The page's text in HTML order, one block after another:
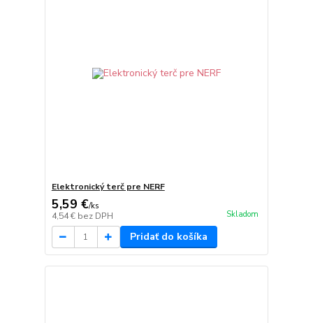
Elektronický terč pre NERF
5,59 €/ks
4,54 € bez DPH Skladom
Pridať do košíka